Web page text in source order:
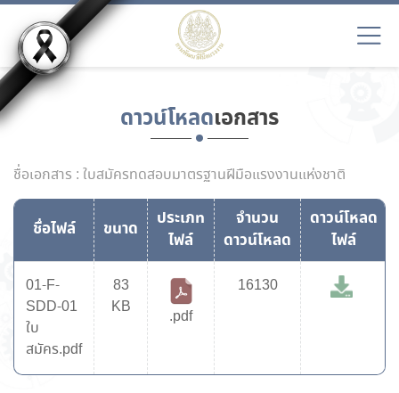
ดาวน์โหลดเอกสาร
ชื่อเอกสาร : ใบสมัครทดสอบมาตรฐานฝีมือแรงงานแห่งชาติ
ชื่อไฟล์ ขนาด
ประเภท
ไฟล์
จำนวน
ดาวน์โหลด
ดาวน์โหลด
ไฟล์
01-F-
SDD-01
ใบ
สมัคร.pdf
83
KB
.pdf
16130